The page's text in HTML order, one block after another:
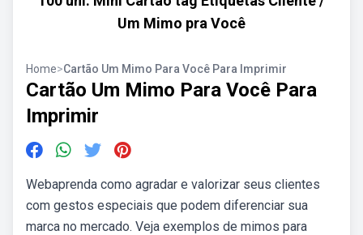
Um Mimo pra Você
Home>Cartão Um Mimo Para Você Para Imprimir
Cartão Um Mimo Para Você Para
Imprimir
Webaprenda como agradar e valorizar seus clientes
com gestos especiais que podem diferenciar sua
marca no mercado. Veja exemplos de mimos para